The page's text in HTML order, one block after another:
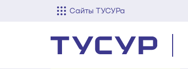
Сайты ТУСУРа